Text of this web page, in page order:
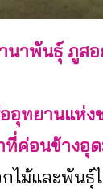
นาพันธุ์ ภูส
อุทยานแห่ง
ค่อนข้างอุ
ไม้และพันธุ์